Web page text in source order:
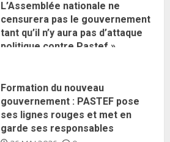
gouvernement : PASTEF pose
ses lignes rouges et met en
garde ses responsables
26 MAI 2026 0
Réintégration de Sonko à
l’Assemblée nationale : Adji
Mergane Kanouté défend la
majorité parlementaire